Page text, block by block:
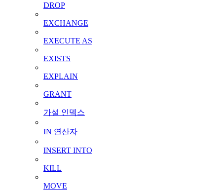
DROP
EXCHANGE
EXECUTE AS
EXISTS
EXPLAIN
GRANT
가설 인덱스
IN 연산자
INSERT INTO
KILL
MOVE